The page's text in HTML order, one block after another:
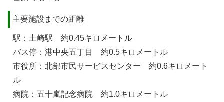
主要施設までの距離
駅：土崎駅 約0.45キロメートル
バス停：港中央五丁目 約0.5キロメートル
市役所：北部市民サービスセンター 約0.6キロメート
ル
病院：五十嵐記念病院 約1.0キロメートル